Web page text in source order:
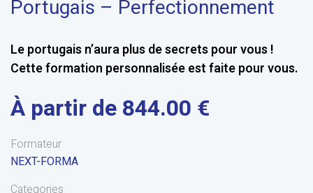
Portugais – Perfectionnement
Le portugais n’aura plus de secrets pour vous !
Cette formation personnalisée est faite pour vous.
844.00 €
Formateur
NEXT-FORMA